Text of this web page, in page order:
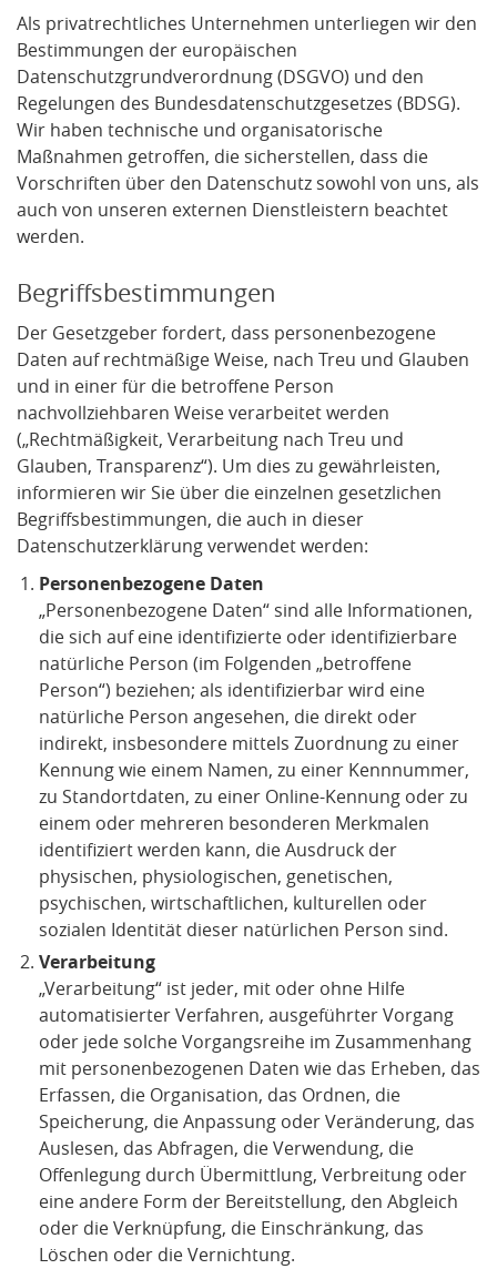
Als privatrechtliches Unternehmen unterliegen wir den
Bestimmungen der europäischen
Datenschutzgrundverordnung (DSGVO) und den
Regelungen des Bundesdatenschutzgesetzes (BDSG).
Wir haben technische und organisatorische
Maßnahmen getroffen, die sicherstellen, dass die
Vorschriften über den Datenschutz sowohl von uns, als
auch von unseren externen Dienstleistern beachtet
werden.
Begriffsbestimmungen
Der Gesetzgeber fordert, dass personenbezogene
Daten auf rechtmäßige Weise, nach Treu und Glauben
und in einer für die betroffene Person
nachvollziehbaren Weise verarbeitet werden
(„Rechtmäßigkeit, Verarbeitung nach Treu und
Glauben, Transparenz“). Um dies zu gewährleisten,
informieren wir Sie über die einzelnen gesetzlichen
Begriffsbestimmungen, die auch in dieser
Datenschutzerklärung verwendet werden:
Personenbezogene Daten
„Personenbezogene Daten“ sind alle Informationen,
die sich auf eine identifizierte oder identifizierbare
natürliche Person (im Folgenden „betroffene
Person“) beziehen; als identifizierbar wird eine
natürliche Person angesehen, die direkt oder
indirekt, insbesondere mittels Zuordnung zu einer
Kennung wie einem Namen, zu einer Kennnummer,
zu Standortdaten, zu einer Online-Kennung oder zu
einem oder mehreren besonderen Merkmalen
identifiziert werden kann, die Ausdruck der
physischen, physiologischen, genetischen,
psychischen, wirtschaftlichen, kulturellen oder
sozialen Identität dieser natürlichen Person sind.
Verarbeitung
„Verarbeitung“ ist jeder, mit oder ohne Hilfe
automatisierter Verfahren, ausgeführter Vorgang
oder jede solche Vorgangsreihe im Zusammenhang
mit personenbezogenen Daten wie das Erheben, das
Erfassen, die Organisation, das Ordnen, die
Speicherung, die Anpassung oder Veränderung, das
Auslesen, das Abfragen, die Verwendung, die
Offenlegung durch Übermittlung, Verbreitung oder
eine andere Form der Bereitstellung, den Abgleich
oder die Verknüpfung, die Einschränkung, das
Löschen oder die Vernichtung.